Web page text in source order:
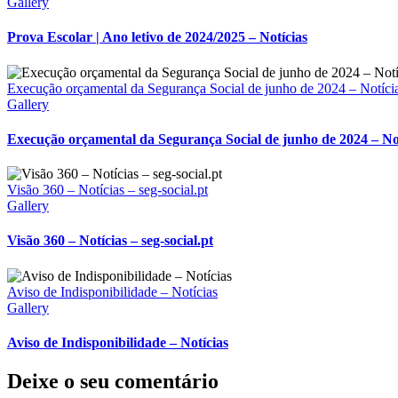
Prova Escolar | Ano letivo de 2024/2025 – Notícias
Execução orçamental da Segurança Social de junho de 2024 –
Gallery
Execução orçamental da Segurança Social de junho de 2024 –
Visão 360 – Notícias – seg-social.pt
Gallery
Visão 360 – Notícias – seg-social.pt
Aviso de Indisponibilidade – Notícias
Gallery
Aviso de Indisponibilidade – Notícias
Deixe o seu comentário